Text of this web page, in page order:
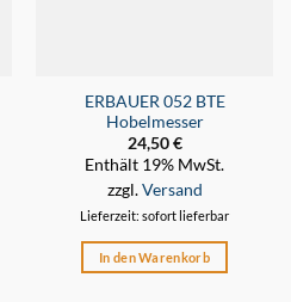
ERBAUER 052 BTE
Hobelmesser
24,50€
Enthält 19% MwSt.
zzgl.Versand
Lieferzeit: sofort lieferbar
In den Warenkorb